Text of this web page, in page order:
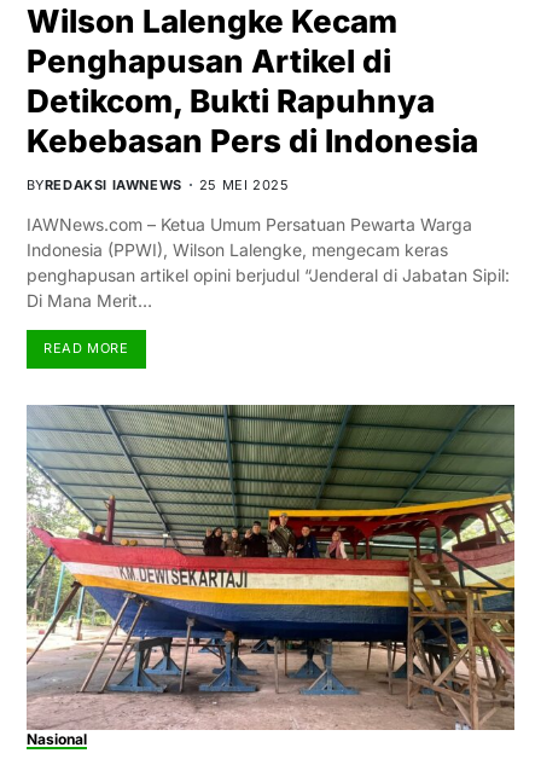
Wilson Lalengke Kecam
Penghapusan Artikel di
Detikcom, Bukti Rapuhnya
Kebebasan Pers di Indonesia
BYREDAKSI IAWNEWS 25 MEI 2025
IAWNews.com – Ketua Umum Persatuan Pewarta Warga
Indonesia (PPWI), Wilson Lalengke, mengecam keras
penghapusan artikel opini berjudul “Jenderal di Jabatan Sipil:
Di Mana Merit…
READ MORE
Nasional